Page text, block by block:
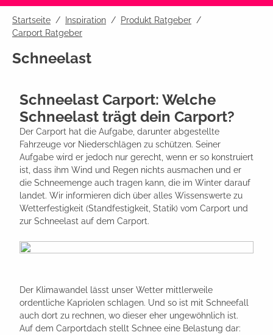
Startseite Inspiration / Produkt Ratgeber /
Carport Ratgeber
Schneelast
Schneelast Carport: Welche
Schneelast trägt dein Carport?
Der Carport hat die Aufgabe, darunter abgestellte
Fahrzeuge vor Niederschlägen zu schützen. Seiner
Aufgabe wird er jedoch nur gerecht, wenn er so konstruiert
ist, dass ihm Wind und Regen nichts ausmachen und er
die Schneemenge auch tragen kann, die im Winter darauf
landet. Wir informieren dich über alles Wissenswerte zu
Wetterfestigkeit (Standfestigkeit, Statik) vom Carport und
zur Schneelast auf dem Carport.
Der Klimawandel lässt unser Wetter mittlerweile
ordentliche Kapriolen schlagen. Und so ist mit Schneefall
auch dort zu rechnen, wo dieser eher ungewöhnlich ist.
Auf dem Carportdach stellt Schnee eine Belastung dar: